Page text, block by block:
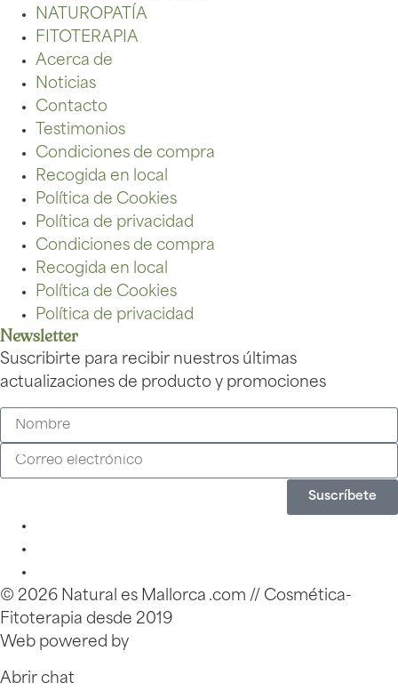
NATUROPATÍA
FITOTERAPIA
Acerca de
Noticias
Contacto
Testimonios
Condiciones de compra
Recogida en local
Política de Cookies
Política de privacidad
Condiciones de compra
Recogida en local
Política de Cookies
Política de privacidad
Newsletter
Suscribirte para recibir nuestros últimas
actualizaciones de producto y promociones
Suscríbete
© 2026 Natural es Mallorca .com // Cosmética-
Fitoterapia desde 2019
Web powered by
Abrir chat